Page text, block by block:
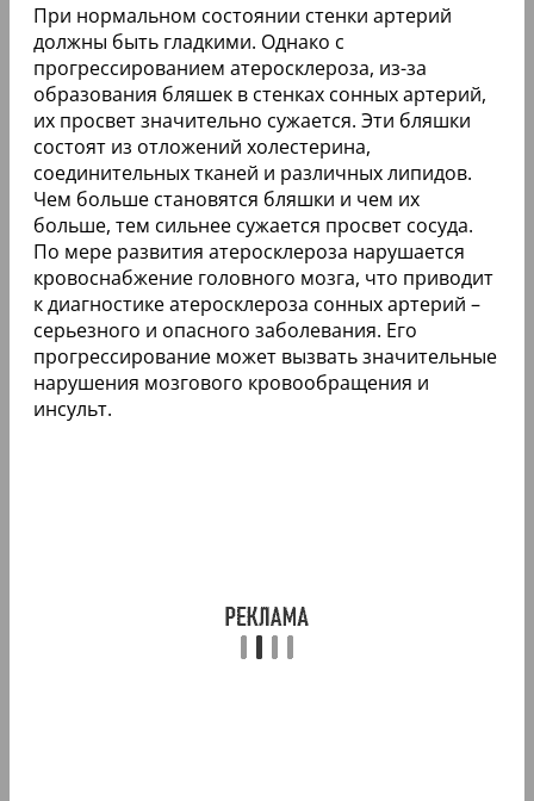
При нормальном состоянии стенки артерий
должны быть гладкими. Однако с
прогрессированием атеросклероза, из-за
образования бляшек в стенках сонных артерий,
их просвет значительно сужается. Эти бляшки
состоят из отложений холестерина,
соединительных тканей и различных липидов.
Чем больше становятся бляшки и чем их
больше, тем сильнее сужается просвет сосуда.
По мере развития атеросклероза нарушается
кровоснабжение головного мозга, что приводит
к диагностике атеросклероза сонных артерий –
серьезного и опасного заболевания. Его
прогрессирование может вызвать значительные
нарушения мозгового кровообращения и
инсульт.